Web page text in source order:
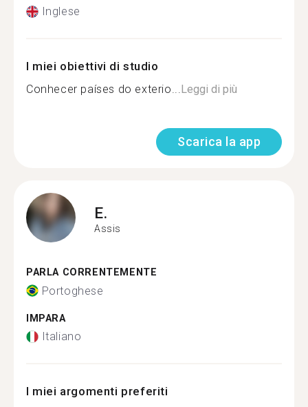
Inglese
I miei obiettivi di studio
Conhecer países do exterio...Leggi di più
Scarica la app
E.
Assis
PARLA CORRENTEMENTE
Portoghese
IMPARA
Italiano
I miei argomenti preferiti